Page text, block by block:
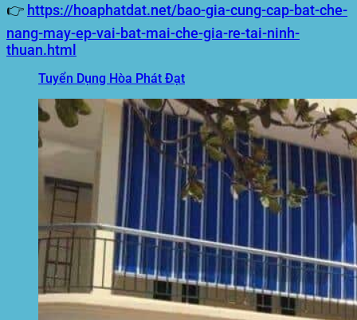
👉 https://hoaphatdat.net/bao-gia-cung-cap-bat-che-
nang-may-ep-vai-bat-mai-che-gia-re-tai-ninh-
thuan.html
Tuyển Dụng Hòa Phát Đạt